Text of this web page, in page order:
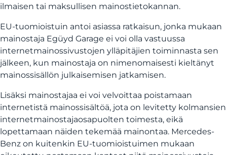
ilmaisen tai maksullisen mainostietokannan.
EU-tuomioistuin antoi asiassa ratkaisun, jonka mukaan
mainostaja Egüyd Garage ei voi olla vastuussa
internetmainossivustojen ylläpitäjien toiminnasta sen
jälkeen, kun mainostaja on nimenomaisesti kieltänyt
mainossisällön julkaisemisen jatkamisen.
Lisäksi mainostajaa ei voi velvoittaa poistamaan
internetistä mainossisältöä, jota on levitetty kolmansien
internetmainostajaosapuolten toimesta, eikä
lopettamaan näiden tekemää mainontaa. Mercedes-
Benz on kuitenkin EU-tuomioistuimen mukaan